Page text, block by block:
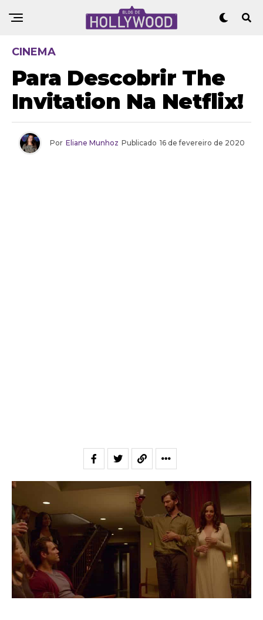
CINEMA
Para Descobrir The
Invitation Na Netflix!
Por Eliane Munhoz Publicado 16 de fevereiro de 2020